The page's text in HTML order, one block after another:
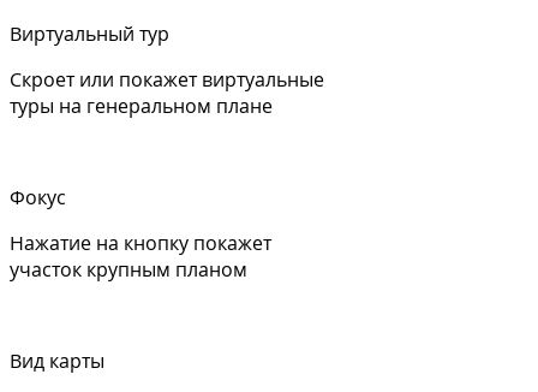
Виртуальный тур
Скроет или покажет виртуальные
туры на генеральном плане
Фокус
Нажатие на кнопку покажет
участок крупным планом
Вид карты